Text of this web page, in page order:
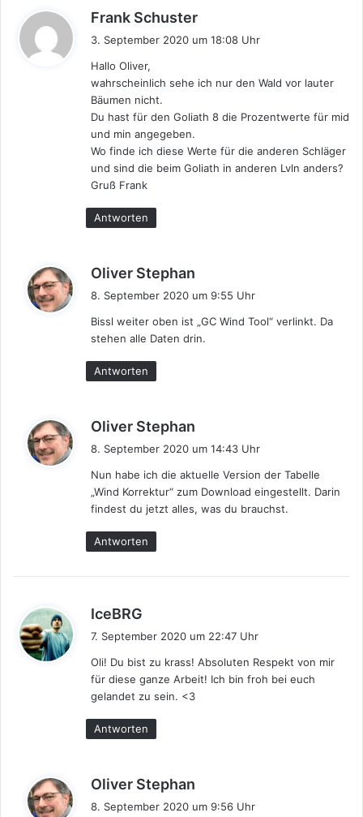
Frank Schuster
:
3. September 2020 um 18:08 Uhr
Hallo Oliver,
wahrscheinlich sehe ich nur den Wald vor lauter
Bäumen nicht.
Du hast für den Goliath 8 die Prozentwerte für mid
und min angegeben.
Wo finde ich diese Werte für die anderen Schläger
und sind die beim Goliath in anderen Lvln anders?
Gruß Frank
Antworten
Oliver Stephan
t
:
8. September 2020 um 9:55 Uhr
Bissl weiter oben ist „GC Wind Tool“ verlinkt. Da
stehen alle Daten drin.
Antworten
Oliver Stephan
t
:
8. September 2020 um 14:43 Uhr
Nun habe ich die aktuelle Version der Tabelle
„Wind Korrektur“ zum Download eingestellt. Darin
findest du jetzt alles, was du brauchst.
Antworten
IceBRG
t
:
7. September 2020 um 22:47 Uhr
Oli! Du bist zu krass! Absoluten Respekt von mir
für diese ganze Arbeit! Ich bin froh bei euch
gelandet zu sein. <3
Antworten
Oliver Stephan
8. September 2020 um 9:56 Uhr